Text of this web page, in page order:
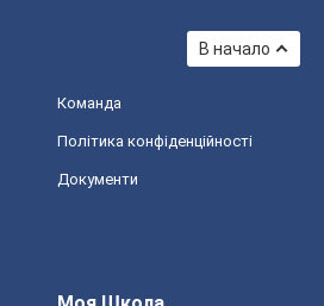
В начало
Команда
Політика конфіденційності
Документи